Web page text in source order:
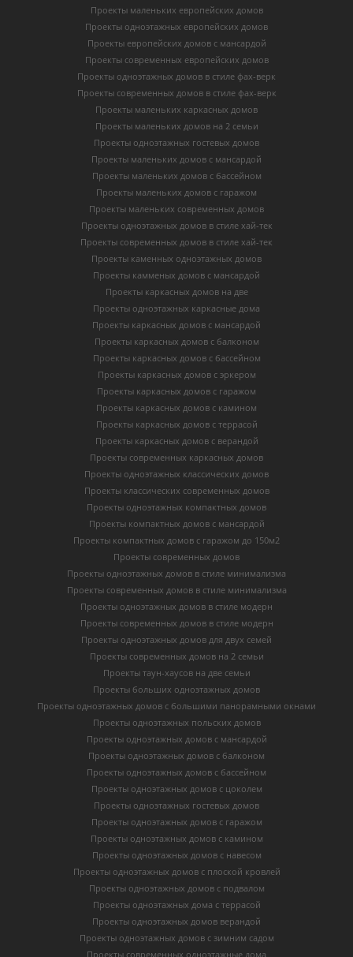
Проекты маленьких европейских домов
Проекты одноэтажных европейских домов
Проекты европейских домов с мансардой
Проекты современных европейских домов
Проекты одноэтажных домов в стиле фах-верк
Проекты современных домов в стиле фах-верк
Проекты маленьких каркасных домов
Проекты маленьких домов на 2 семьи
Проекты одноэтажных гостевых домов
Проекты маленьких домов с мансардой
Проекты маленьких домов с бассейном
Проекты маленьких домов с гаражом
Проекты маленьких современных домов
Проекты одноэтажных домов в стиле хай-тек
Проекты современных домов в стиле хай-тек
Проекты каменных одноэтажных домов
Проекты камменых домов с мансардой
Проекты каркасных домов на две
Проекты одноэтажных каркасные дома
Проекты каркасных домов с мансардой
Проекты каркасных домов с балконом
Проекты каркасных домов с бассейном
Проекты каркасных домов с эркером
Проекты каркасных домов с гаражом
Проекты каркасных домов с камином
Проекты каркасных домов с террасой
Проекты каркасных домов с верандой
Проекты современных каркасных домов
Проекты одноэтажных классических домов
Проекты классических современных домов
Проекты одноэтажных компактных домов
Проекты компактных домов с мансардой
Проекты компактных домов с гаражом до 150м2
Проекты современных домов
Проекты одноэтажных домов в стиле минимализма
Проекты современных домов в стиле минимализма
Проекты одноэтажных домов в стиле модерн
Проекты современных домов в стиле модерн
Проекты одноэтажных домов для двух семей
Проекты современных домов на 2 семьи
Проекты таун-хаусов на две семьи
Проекты больших одноэтажных домов
Проекты одноэтажных домов с большими панорамными окнами
Проекты одноэтажных польских домов
Проекты одноэтажных домов с мансардой
Проекты одноэтажных домов с балконом
Проекты одноэтажных домов с бассейном
Проекты одноэтажных домов с цоколем
Проекты одноэтажных гостевых домов
Проекты одноэтажных домов с гаражом
Проекты одноэтажных домов с камином
Проекты одноэтажных домов с навесом
Проекты одноэтажных домов с плоской кровлей
Проекты одноэтажных домов с подвалом
Проекты одноэтажных дома с террасой
Проекты одноэтажных домов верандой
Проекты одноэтажных домов с зимним садом
Проекты современных одноэтажные дома